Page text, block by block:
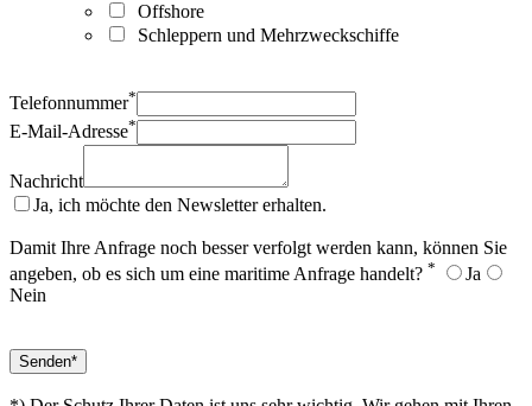
Offshore
Schleppern und Mehrzweckschiffe
Telefonnummer*
E-Mail-Adresse*
Nachricht
Ja, ich möchte den Newsletter erhalten.
Damit Ihre Anfrage noch besser verfolgt werden kann, können Sie
angeben, ob es sich um eine maritime Anfrage handelt? *
Ja
Nein